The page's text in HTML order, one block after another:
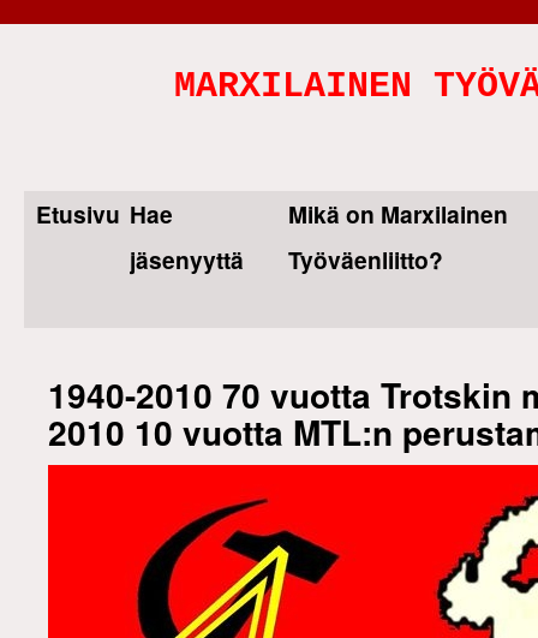
MARXILAINEN
Skip
Etusivu Hae
jäsenyyttä
Mikä on Marxilainen
Työväenliitto?
1940-2010 70 vuotta Trotskin
2010 10 vuotta MTL:n